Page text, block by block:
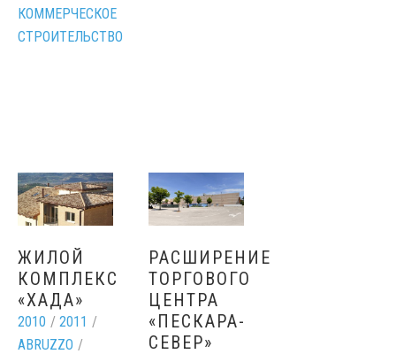
КОММЕРЧЕСКОЕ
СТРОИТЕЛЬСТВО
ЖИЛОЙ
КОМПЛЕКС
«ХАДА»
2010 / 2011 /
ABRUZZO /
РАСШИРЕНИЕ
ТОРГОВОГО
ЦЕНТРА
«ПЕСКАРА-
СЕВЕР»